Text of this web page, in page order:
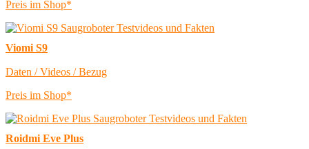
Preis im Shop*
Viomi S9
Daten / Videos / Bezug
Preis im Shop*
Roidmi Eve Plus